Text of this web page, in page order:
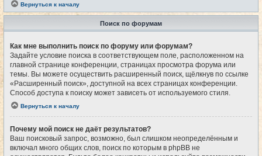
Вернуться к началу
Поиск по форумам
Как мне выполнить поиск по форуму или форумам?
Задайте условие поиска в соответствующем поле, расположенном на
главной странице конференции, страницах просмотра форума или
темы. Вы можете осуществить расширенный поиск, щёлкнув по ссылке
«Расширенный поиск», доступной на всех страницах конференции.
Способ доступа к поиску может зависеть от используемого стиля.
Вернуться к началу
Почему мой поиск не даёт результатов?
Ваш поисковый запрос, возможно, был слишком неопределённым и
включал много общих слов, поиск по которым в phpBB не